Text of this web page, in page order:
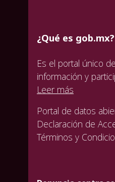
¿Qué es gob.mx?
Es el portal único
información y
Leer más
Portal de datos
Declaración de
Términos y